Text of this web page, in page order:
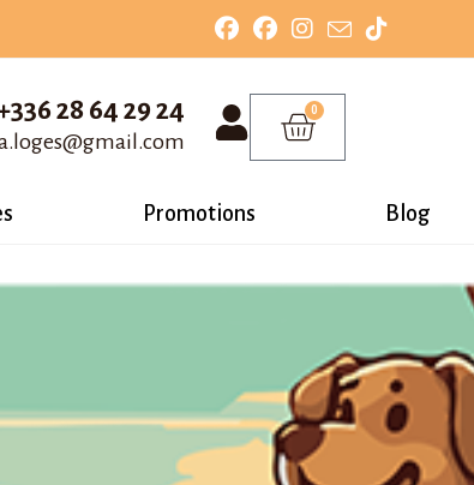
28 64 29 24 0
Promotions Blog